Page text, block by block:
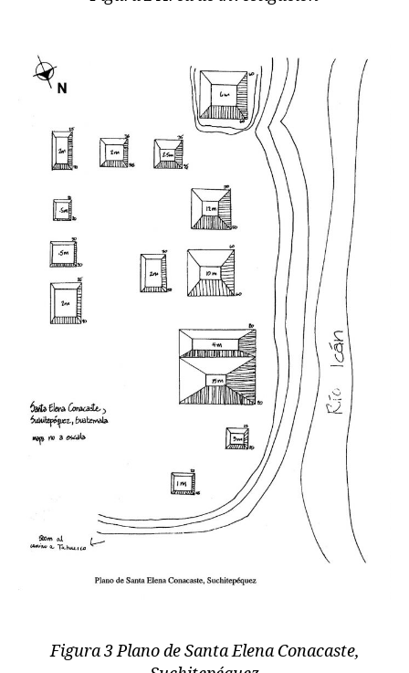
Figura 3 Plano de Santa Elena Conacaste,